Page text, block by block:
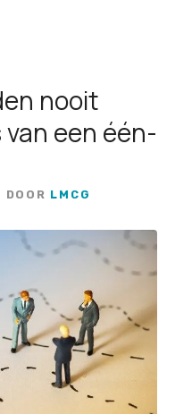
nooit
een één-
DOOR LMCG